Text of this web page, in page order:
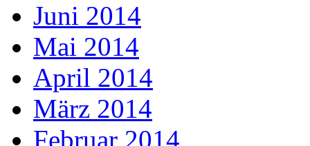
Juni 2014
Mai 2014
April 2014
März 2014
Februar 2014